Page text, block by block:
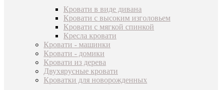
Кровати в виде дивана
Кровати с высоким изголовьем
Кровати с мягкой спинкой
Кресла кровати
Кровати - машинки
Кровати - домики
Кровати из дерева
Двухярусные кровати
Кроватки для новорожденных